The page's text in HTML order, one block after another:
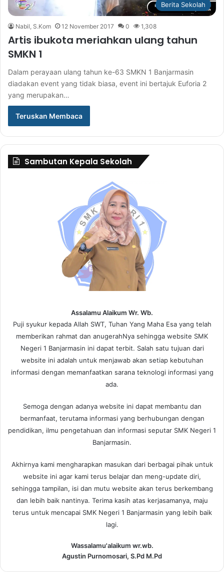
Berita Sekolah
Nabil, S.Kom 12 November 2017 0 1,308
Artis ibukota meriahkan ulang tahun
SMKN 1
Dalam perayaan ulang tahun ke-63 SMKN 1 Banjarmasin
diadakan event yang tidak biasa, event ini bertajuk Euforia 2
yang merupakan…
Teruskan Membaca
Sambutan Kepala Sekolah
Assalamu Alaikum Wr. Wb.
Puji syukur kepada Allah SWT, Tuhan Yang Maha Esa yang telah
memberikan rahmat dan anugerahNya sehingga website SMK
Negeri 1 Banjarmasin ini dapat terbit. Salah satu tujuan dari
website ini adalah untuk menjawab akan setiap kebutuhan
informasi dengan memanfaatkan sarana teknologi informasi yang
ada.
Semoga dengan adanya website ini dapat membantu dan
bermanfaat, terutama informasi yang berhubungan dengan
pendidikan, ilmu pengetahuan dan informasi seputar SMK Negeri 1
Banjarmasin.
Akhirnya kami mengharapkan masukan dari berbagai pihak untuk
website ini agar kami terus belajar dan meng-update diri,
sehingga tampilan, isi dan mutu website akan terus berkembang
dan lebih baik nantinya. Terima kasih atas kerjasamanya, maju
terus untuk mencapai SMK Negeri 1 Banjarmasin yang lebih baik
lagi.
Wassalamu'alaikum wr.wb.
Agustin Purnomosari, S.Pd M.Pd